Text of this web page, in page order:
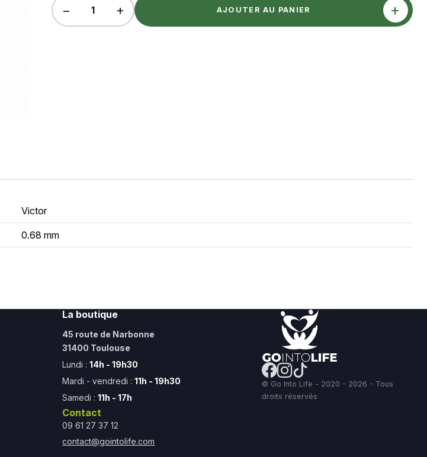
− 1 + AJOUTER AU PANIER +
Victor
0.68 mm
La boutique
45 route de Narbonne
31400 Toulouse
Lundi :14h - 19h30
Mardi - vendredi :11h - 19h30
Samedi :11h - 17h
Contact
09 61 27 37 12
contact@gointolife.com
© Go Into Life - 2020 - 2026 - Tous
droits réservés